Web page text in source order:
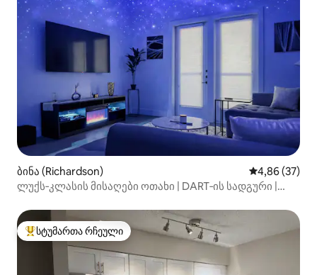
ბინა (Richardson) საშუალო
4,86 (37)
ლუქს‑კლასის მისაღები ოთახი | DART‑ის სადგური |
სტუმართა რჩეული მოწინავე ვარიანტი
სტუმართა რჩეული